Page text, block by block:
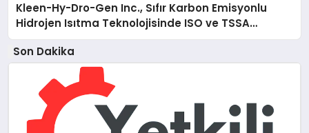
Kleen-Hy-Dro-Gen Inc., Sıfır Karbon Emisyonlu
Hidrojen Isıtma Teknolojisinde ISO ve TSSA
Düzenleyici Onaylarını Aldı
Son Dakika